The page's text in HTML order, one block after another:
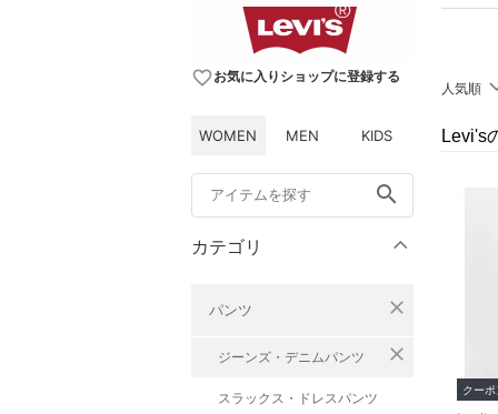
favorite_borderお気に入りショップに登録する
WOMEN MEN KIDS
search
カテゴリ
パンツ close
ジーンズ・デニムパンツ close
スラックス・ドレスパンツ
人気順
Levi's
クー